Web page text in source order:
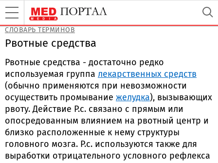
СЛОВАРЬ ТЕРМИНОВ
Рвотные средства
Рвотные средства - достаточно редко
используемая группа лекарственных средств
(обычно применяются при невозможности
осуществить промывание желудка), вызывающих
рвоту. Действие Р.с. связано с прямым или
опосредованным влиянием на рвотный центр и
близко расположенные к нему структуры
головного мозга. Р.с. используются также для
выработки отрицательного условного рефлекса